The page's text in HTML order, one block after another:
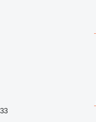
33